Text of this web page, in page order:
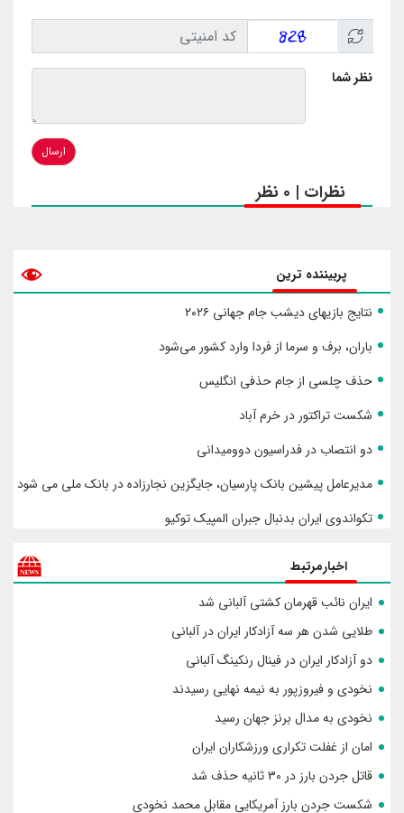
نظر شما
ارسال
نظرات | 0 نظر
پربیننده ترین
نتایج بازیهای دیشب جام جهانی ۲۰۲۶
باران، برف و سرما از فردا وارد کشور می‌شود
حذف چلسی از جام حذفی انگلیس
شکست تراکتور در خرم آباد
دو انتصاب در فدراسیون دوومیدانی
مدیرعامل پیشین بانک پارسیان، جایگزین نجارزاده در بانک ملی می شود
تکواندوی ایران بدنبال جبران المپیک توکیو
اخبارمرتبط
ایران نائب قهرمان کشتی آلبانی شد
طلایی شدن هر سه آزادکار ایران در آلبانی
دو آزادکار ایران در فینال رنکینگ آلبانی
نخودی و فیروزپور به نیمه نهایی رسیدند
نخودی به مدال برنز جهان رسید
امان از غفلت تکراری ورزشکاران ایران
قاتل جردن بارز در 30 ثانیه حذف شد
شکست جردن بارز آمریکایی مقابل محمد نخودی